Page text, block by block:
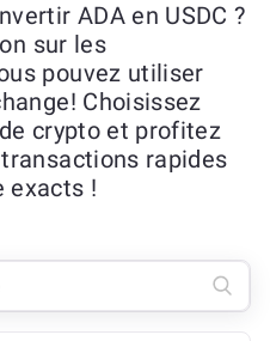
ADA en USDC ?
sur les
pouvez utiliser
Choisissez
crypto et profitez
rapides
exacts !